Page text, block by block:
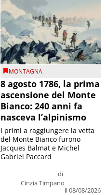
MONTAGNA
8 agosto 1786, la prima
ascensione del Monte
Bianco: 240 anni fa
nasceva l’alpinismo
di
Cinzia Timpano
il 08/08/2026
I primi a raggiungere la vetta
del Monte Bianco furono
Jacques Balmat e Michel
Gabriel Paccard